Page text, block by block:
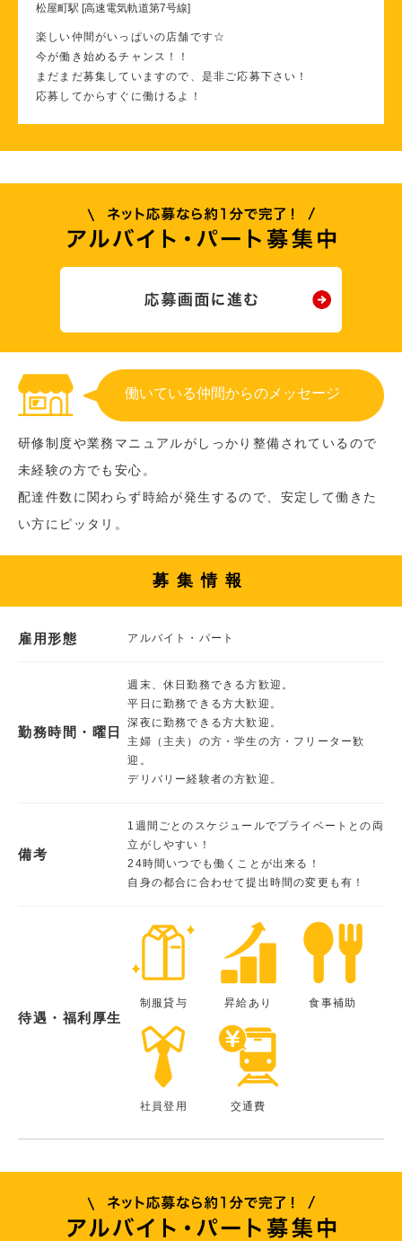
松屋町駅 [高速電気軌道第7号線]
楽しい仲間がいっぱいの店舗です☆
今が働き始めるチャンス！！
まだまだ募集していますので、是非ご応募下さい！
応募してからすぐに働けるよ！
働いている仲間からのメッセージ
研修制度や業務マニュアルがしっかり整備されているので
未経験の方でも安心。
配達件数に関わらず時給が発生するので、安定して働きた
い方にピッタリ。
募集情報
雇用形態 アルバイト・パート
勤務時間・曜日
週末、休日勤務できる方歓迎。
平日に勤務できる方大歓迎。
深夜に勤務できる方大歓迎。
主婦（主夫）の方・学生の方・フリーター歓
迎。
デリバリー経験者の方歓迎。
備考
1週間ごとのスケジュールでプライベートとの両
立がしやすい！
24時間いつでも働くことが出来る！
自身の都合に合わせて提出時間の変更も有！
待遇・福利厚生
制服貸与 昇給あり 食事補助
社員登用 交通費